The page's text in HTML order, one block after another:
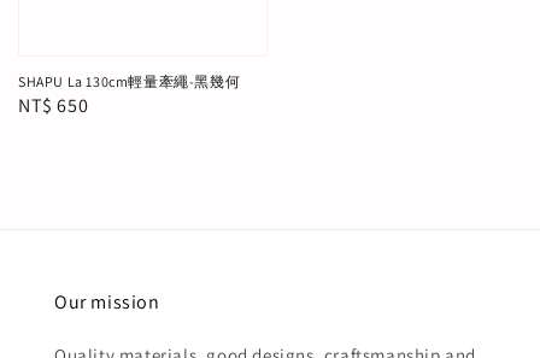
SHAPU La 130cm輕量牽繩-黑幾何
Regular
NT$ 650
Our mission